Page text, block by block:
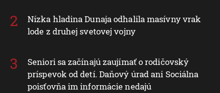
Nízka hladina Dunaja odhalila masívny vrak
lode z druhej svetovej vojny
Seniori sa začínajú zaujímať o rodičovský
príspevok od detí. Daňový úrad ani Sociálna
poisťovňa im informácie nedajú